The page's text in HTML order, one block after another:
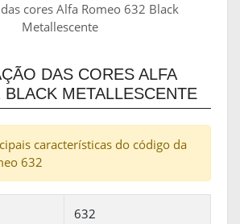
cores Alfa Romeo 632 Black
Metallescente
DAS CORES ALFA
METALLESCENTE
características do código da
632
632